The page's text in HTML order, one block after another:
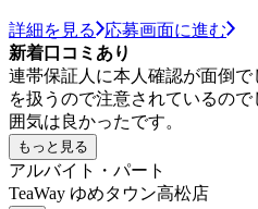
詳細を見る
応募画面に進む
新着口コミあり
連帯保証人に本人確認が面倒
を扱うので注意されているの
囲気は良かったです。
もっと見る
アルバイト・パート
TeaWay ゆめタウン高松店